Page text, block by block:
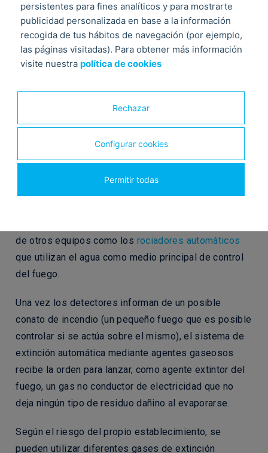
Solucion
detección de incendios
Extinciones automáticas mediante agentes
de otros equipos como los rociadores automáticos
que utilizan el agua como medio principal de control
del fuego.
Una vez los detectores informan de un posible
conato de incendio (un pequeño fuego que es posible
controlar si se actúa sobre el mismo), el sistema de
extinción automática mediante agentes gaseosos
recibe la orden para lanzar, como agente extintor del
fuego, un gas no conductor de electricidad que no
deja ningún tipo de residuo dañino al evaporarse.
Según el riesgo del propio establecimiento, se
pueden utilizar diferentes gases de extinción
persistentes para fines analíticos y para mostrarte
publicidad personalizada en base a la información
recogida de tus hábitos de navegación (por ejemplo,
las páginas visitadas). Para obtener más información
visite nuestra política de cookies
Rechazar
Configurar cookies
Permitir todas